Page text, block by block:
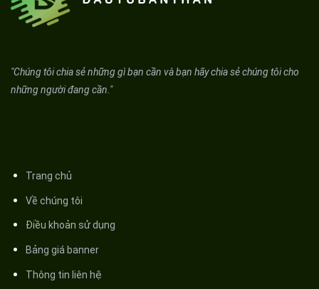
"Chúng tôi chia sẻ những gì bạn cần và bạn hãy chia sẻ chúng tôi cho
những người đang cần."
Trang chủ
Về chúng tôi
Điều khoản sử dụng
Bảng giá banner
Thông tin liên hệ